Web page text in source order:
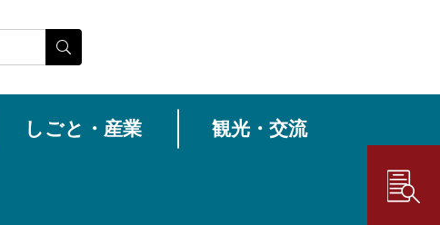
しごと・産業 観光・交流